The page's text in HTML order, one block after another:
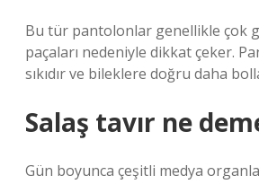
Bu tür pantolonlar genellikle çok
paçaları nedeniyle dikkat çeker.
sıkıdır ve bileklere doğru daha
Salaş tavır ne
Gün boyunca çeşitli medya